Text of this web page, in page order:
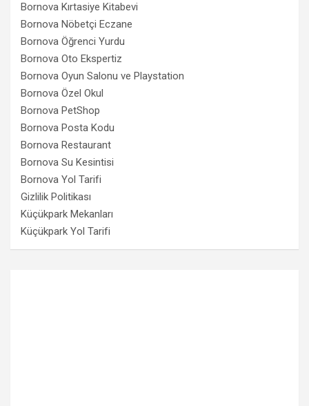
Bornova Kırtasiye Kitabevi
Bornova Nöbetçi Eczane
Bornova Öğrenci Yurdu
Bornova Oto Ekspertiz
Bornova Oyun Salonu ve Playstation
Bornova Özel Okul
Bornova PetShop
Bornova Posta Kodu
Bornova Restaurant
Bornova Su Kesintisi
Bornova Yol Tarifi
Gizlilik Politikası
Küçükpark Mekanları
Küçükpark Yol Tarifi